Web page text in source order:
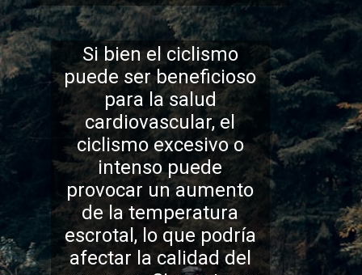
Si bien el ciclismo
puede ser beneficioso
para la salud
cardiovascular, el
ciclismo excesivo o
intenso puede
provocar un aumento
de la temperatura
escrotal, lo que podría
afectar la calidad del